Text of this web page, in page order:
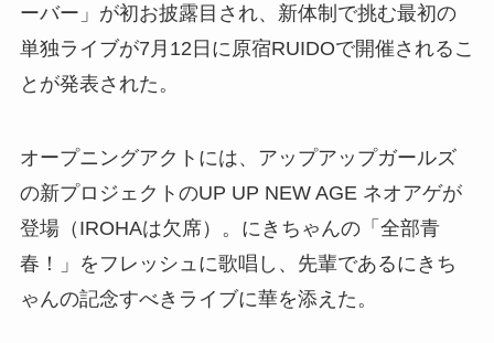
ーバー」が初お披露目され、新体制で挑む最初の
単独ライブが7月12日に原宿RUIDOで開催されるこ
とが発表された。
オープニングアクトには、アップアップガールズ
の新プロジェクトのUP UP NEW AGE ネオアゲが
登場（IROHAは欠席）。にきちゃんの「全部青
春！」をフレッシュに歌唱し、先輩であるにきち
ゃんの記念すべきライブに華を添えた。